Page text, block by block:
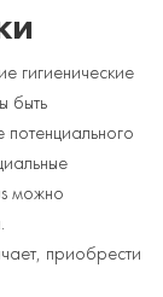
гигиенические
быть
можно
приобрести